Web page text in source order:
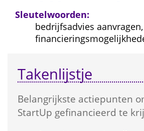
Sleutelwoorden:
bedrijfsadvies
Takenlijstje
Belangrijkste actie­punten
StartUp gefinancieerd te